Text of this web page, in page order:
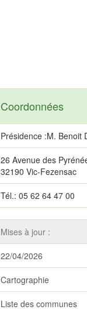
Coordonnées
Présidence :M. Benoit
26 Avenue des
32190 Vic-Fezensac
Tél.: 05 62 64 47 00
Mises à jour :
22/04/2026
Cartographie
Liste des communes